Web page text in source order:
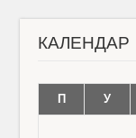
КАЛЕНДАР
П
У